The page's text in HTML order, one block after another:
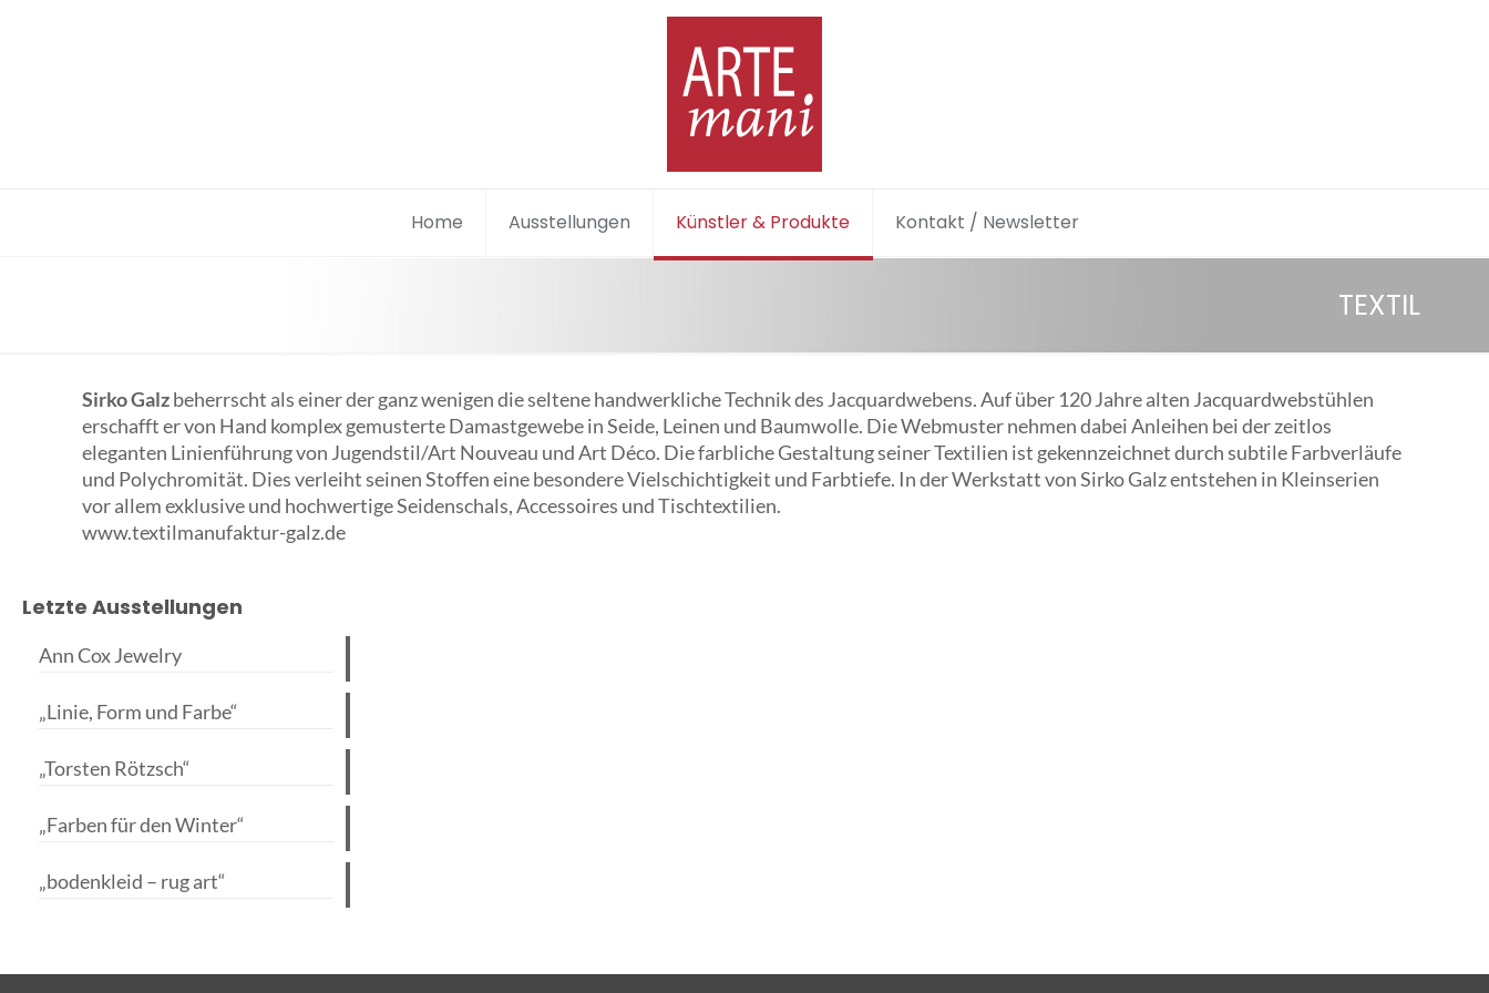
Home Ausstellungen Künstler & Produkte Kontakt / Newsletter
TEXTIL
Sirko Galzbeherrscht als einer der ganz wenigen die seltene handwerkliche Technik des Jacquardwebens. Auf über 120 Jahre alten Jacquardwebstühlen
erschafft er von Hand komplex gemusterte Damastgewebe in Seide, Leinen und Baumwolle. Die Webmuster nehmen dabei Anleihen bei der zeitlos
eleganten Linienführung von Jugendstil/Art Nouveau und Art Déco. Die farbliche Gestaltung seiner Textilien ist gekennzeichnet durch subtile Farbverläufe
und Polychromität. Dies verleiht seinen Stoffen eine besondere Vielschichtigkeit und Farbtiefe. In der Werkstatt von Sirko Galz entstehen in Kleinserien
vor allem exklusive und hochwertige Seidenschals, Accessoires und Tischtextilien.
www.textilmanufaktur-galz.de
Letzte Ausstellungen
Ann Cox Jewelry
„Linie, Form und Farbe“
„Torsten Rötzsch“
„Farben für den Winter“
„bodenkleid – rug art“